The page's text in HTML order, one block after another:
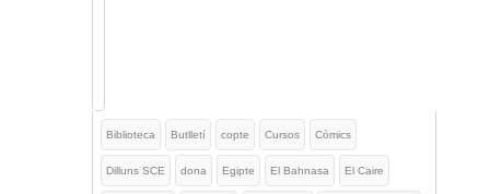
Biblioteca Butlletí copte Cursos Còmics
Dilluns SCE dona Egipte El Bahnasa El Caire